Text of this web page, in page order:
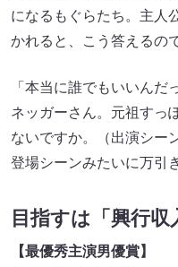
になるもぐらたち。主人
かれると、こう答えるの
「本当に誰でもいいんだ
ネッガーさん。元祖すっ
ないですか。（出演シー
登場シーンみたいに万引
目指すは「興行収
【最優秀主演男優賞】